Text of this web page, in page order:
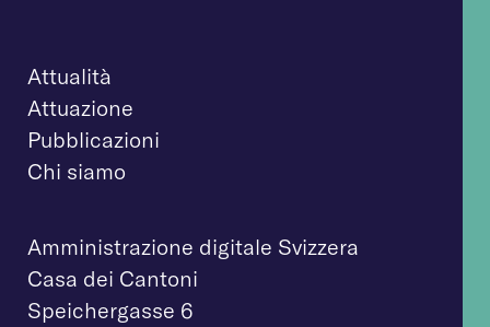
Attualità
Attuazione
Pubblicazioni
Chi siamo
Amministrazione digitale Svizzera
Casa dei Cantoni
Speichergasse 6